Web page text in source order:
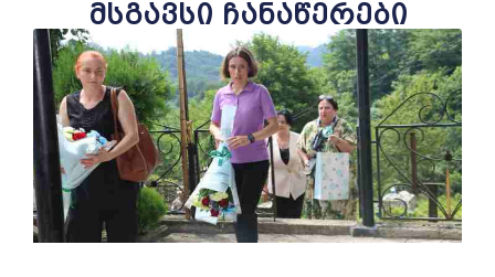
მსგავსი ჩანაწერები